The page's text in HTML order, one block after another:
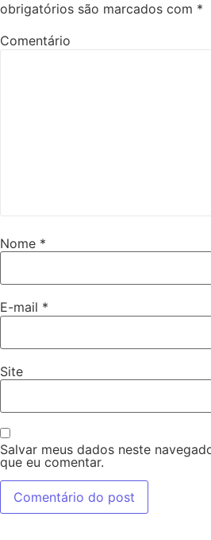
obrigatórios são marcados com *
Comentário
Nome *
E-mail *
Site
Salvar meus dados neste
que eu comentar.